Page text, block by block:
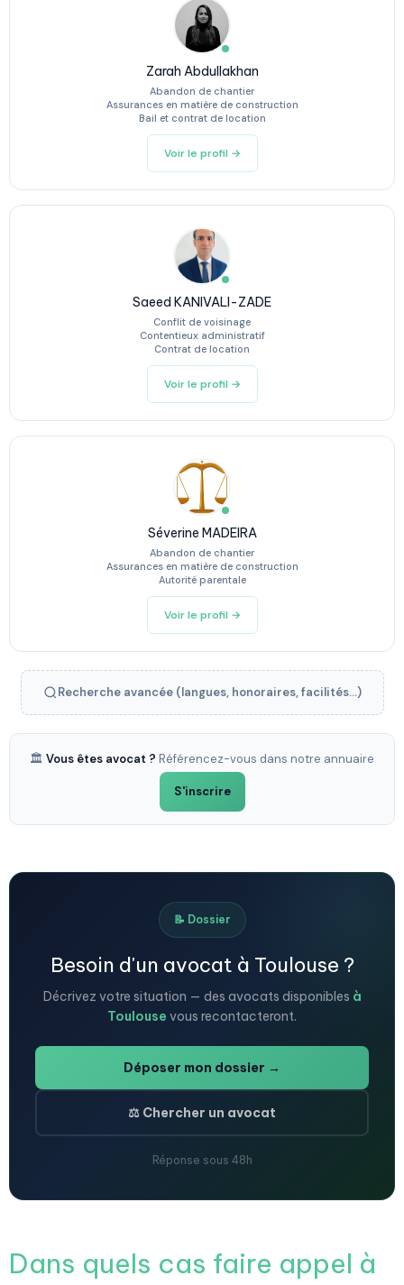
Zarah Abdullakhan
Abandon de chantier
Assurances en matière de construction
Bail et contrat de location
Voir le profil →
Saeed KANIVALI-ZADE
Conflit de voisinage
Contentieux administratif
Contrat de location
Voir le profil →
Séverine MADEIRA
Abandon de chantier
Assurances en matière de construction
Autorité parentale
Voir le profil →
Recherche avancée (langues, honoraires, facilités...)
🏛️ Vous êtes avocat ? Référencez-vous dans notre annuaire
S'inscrire
📝 Dossier
Besoin d'un avocat à Toulouse ?
Décrivez votre situation — des avocats disponibles à
Toulouse vous recontacteront.
Déposer mon dossier →
⚖️ Chercher un avocat
Réponse sous 48h
Dans quels cas faire appel à